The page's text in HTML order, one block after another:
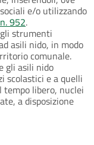
e/o utilizzando
952.
strumenti
asili nido, in modo
comunale.
gli asili nido
scolastici e a quelli
tempo libero, nuclei
a disposizione